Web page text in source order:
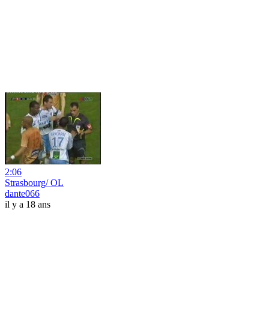
2:06
Strasbourg/ OL
dante066
il y a 18 ans